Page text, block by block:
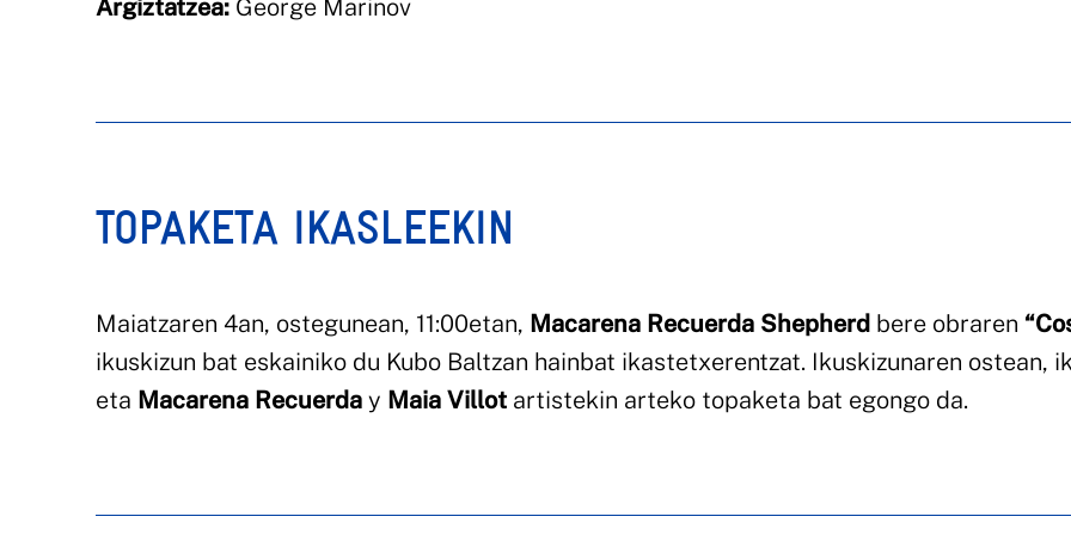
Argiztatzea: George Marinov
TOPAKETA IKASLEEKIN
Maiatzaren 4an, ostegunean, 11:00etan, Macarena Recuerda Shepherd bere obraren
ikuskizun bat eskainiko du Kubo Baltzan hainbat ikastetxerentzat. Ikuskizunaren ostean,
eta Macarena Recuerda y Maia Villot artistekin arteko topaketa bat egongo da.